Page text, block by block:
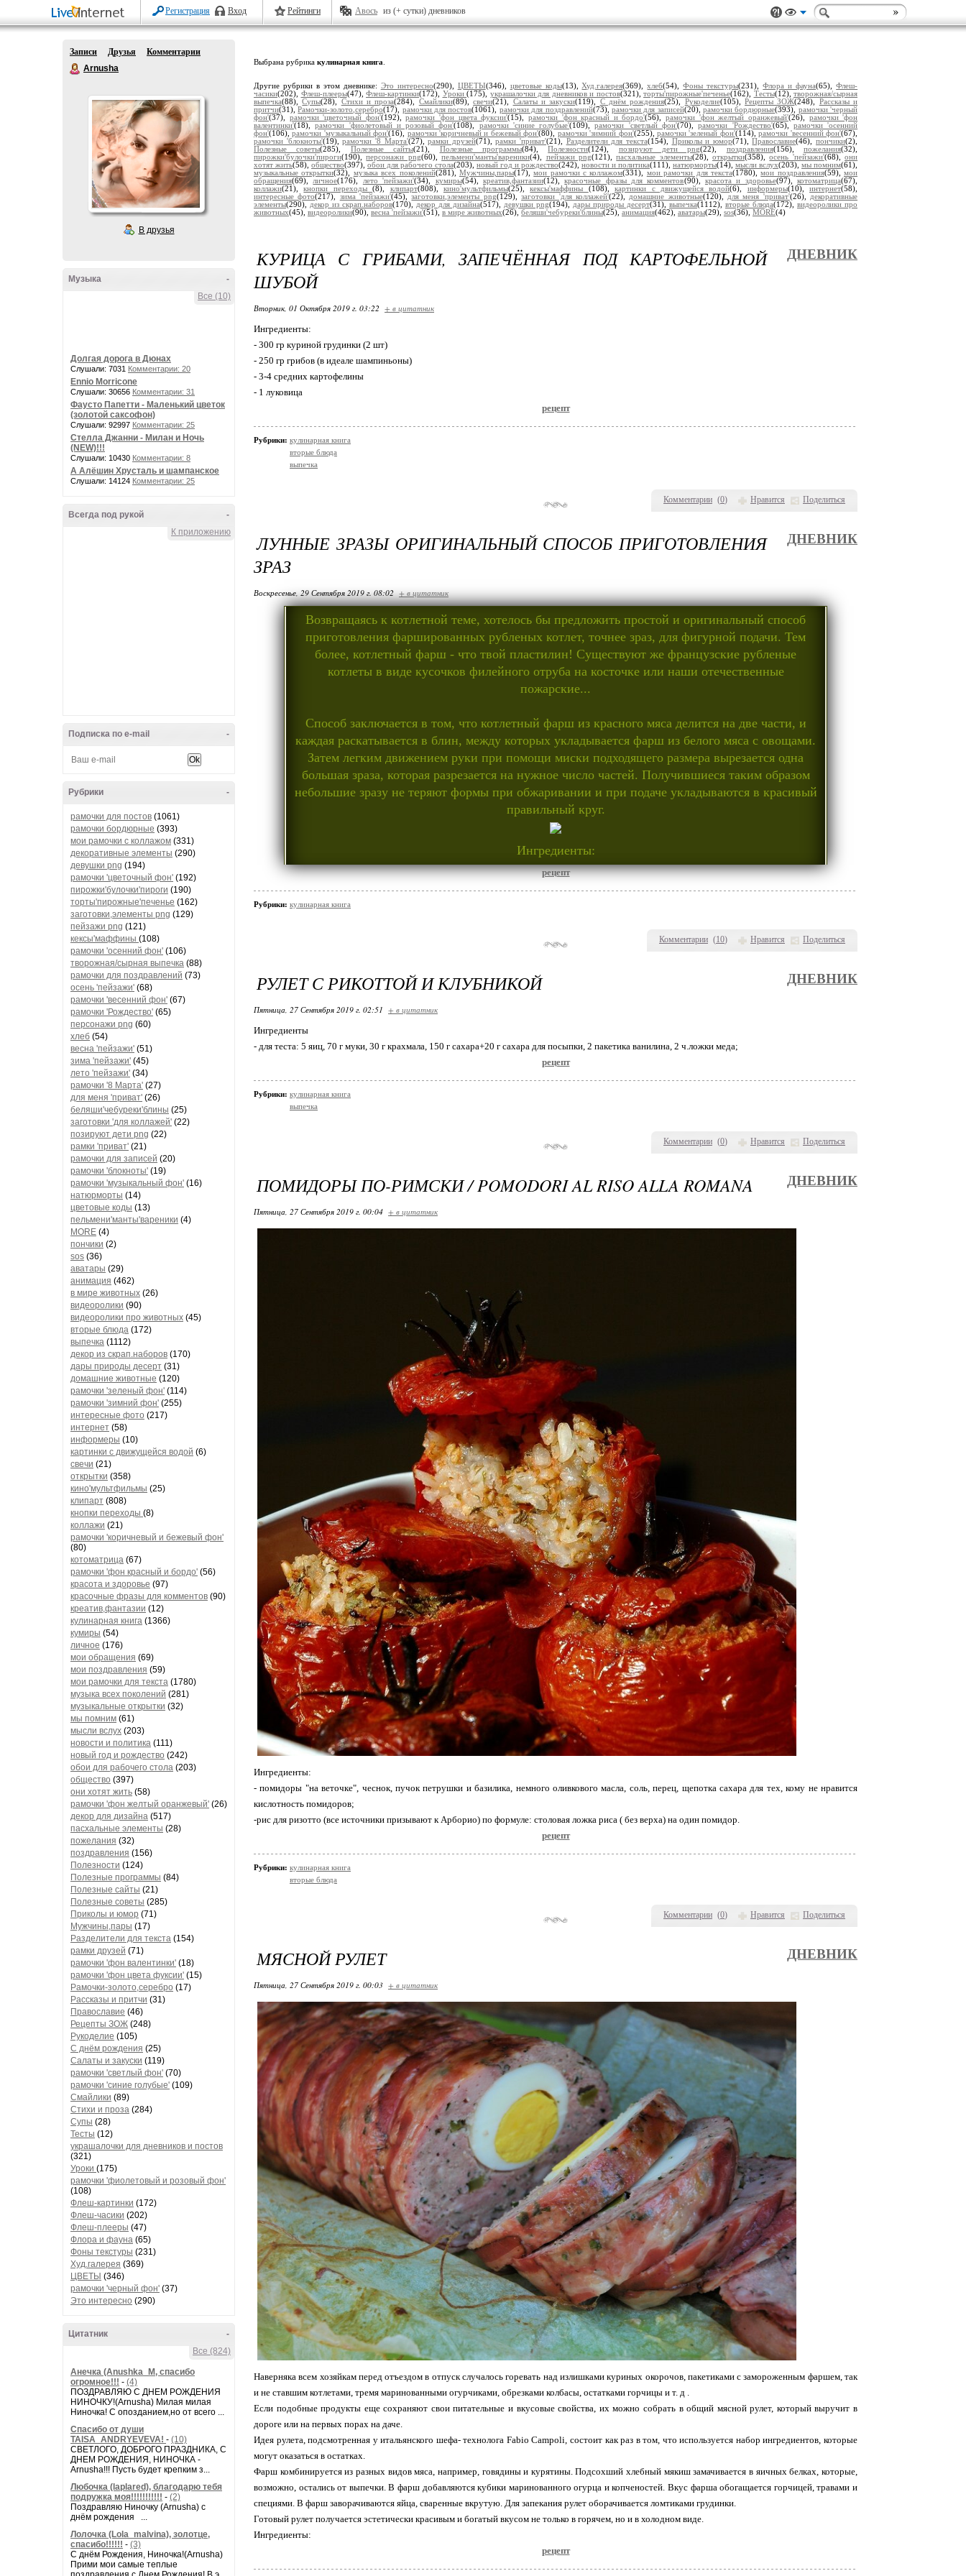
Регистрация Вход Рейтинги Авось из (+ сутки) дневников
Записи Друзья
Комментарии
Arnusha
В друзья
-
Музыка
Все (10)
Долгая дорога в Дюнах
Слушали: 7031 Комментарии: 20
Ennio Morricone
Слушали: 30656 Комментарии: 31
Фаусто Папетти - Маленький цветок
(золотой саксофон)
Слушали: 92997 Комментарии: 25
Стелла Джанни - Милан и Ночь
(NEW)!!!
Слушали: 10430 Комментарии: 8
А Алёшин Хрусталь и шампанское
Слушали: 14124 Комментарии: 25
-
Всегда под рукой
К приложению
-
Подписка по e-mail
-
Рубрики
рамочки для постов (1061)
рамочки бордюрные (393)
мои рамочки с коллажом (331)
декоративные элементы (290)
девушки png (194)
рамочки 'цветочный фон' (192)
пирожки'булочки'пироги (190)
торты'пирожные'печенье (162)
заготовки,элементы png (129)
пейзажи png (121)
кексы'маффины (108)
рамочки 'осенний фон' (106)
творожная/сырная выпечка (88)
рамочки для поздравлений (73)
осень 'пейзажи' (68)
рамочки 'весенний фон' (67)
рамочки 'Рождество' (65)
персонажи png (60)
хлеб (54)
весна 'пейзажи' (51)
зима 'пейзажи' (45)
лето 'пейзажи' (34)
рамочки '8 Марта' (27)
для меня 'приват' (26)
беляши'чебуреки'блины (25)
заготовки 'для коллажей' (22)
позируют дети png (22)
рамки 'приват' (21)
рамочки для записей (20)
рамочки 'блокноты' (19)
рамочки 'музыкальный фон' (16)
натюрморты (14)
цветовые коды (13)
пельмени'манты'вареники (4)
MORE (4)
пончики (2)
sos (36)
аватары (29)
анимация (462)
в мире животных (26)
видеоролики (90)
видеоролики про животных (45)
вторые блюда (172)
выпечка (1112)
декор из скрап.наборов (170)
дары природы десерт (31)
домашние животные (120)
рамочки 'зеленый фон' (114)
рамочки 'зимний фон' (255)
интересные фото (217)
интернет (58)
информеры (10)
картинки с движущейся водой (6)
свечи (21)
открытки (358)
кино'мультфильмы (25)
клипарт (808)
кнопки переходы (8)
коллажи (21)
рамочки 'коричневый и бежевый фон'
(80)
котоматрица (67)
рамочки 'фон красный и бордо' (56)
красота и здоровье (97)
красочные фразы для комментов (90)
креатив,фантазии (12)
кулинарная книга (1366)
кумиры (54)
личное (176)
мои обращения (69)
мои поздравления (59)
мои рамочки для текста (1780)
музыка всех поколений (281)
музыкальные открытки (32)
мы помним (61)
мысли вслух (203)
новости и политика (111)
новый год и рождество (242)
обои для рабочего стола (203)
общество (397)
они хотят жить (58)
рамочки 'фон желтый оранжевый' (26)
декор для дизайна (517)
пасхальные элементы (28)
пожелания (32)
поздравления (156)
Полезности (124)
Полезные программы (84)
Полезные сайты (21)
Полезные советы (285)
Приколы и юмор (71)
Мужчины,пары (17)
Разделители для текста (154)
рамки друзей (71)
рамочки 'фон валентинки' (18)
рамочки 'фон цвета фуксии' (15)
Рамочки-золото,серебро (17)
Рассказы и притчи (31)
Православие (46)
Рецепты ЗОЖ (248)
Рукоделие (105)
С днём рождения (25)
Салаты и закуски (119)
рамочки 'светлый фон' (70)
рамочки 'синие голубые' (109)
Смайлики (89)
Стихи и проза (284)
Супы (28)
Тесты (12)
украшалочки для дневников и постов
(321)
Уроки (175)
рамочки 'фиолетовый и розовый фон'
(108)
Флеш-картинки (172)
Флеш-часики (202)
Флеш-плееры (47)
Флора и фауна (65)
Фоны текстуры (231)
Худ.галерея (369)
ЦВЕТЫ (346)
рамочки 'черный фон' (37)
Это интересно (290)
-
Цитатник
Все (824)
Анечка (Anushka_M, спасибо
огромное!!! - (4)
ПОЗДРАВЛЯЮ С ДНЕМ РОЖДЕНИЯ
НИНОЧКУ!(Arnusha) Милая милая
Ниночка! С опозданием,но от всего ...
Спасибо от души
TAISA_ANDRYEVEVA! - (10)
СВЕТЛОГО, ДОБРОГО ПРАЗДНИКА, С
ДНЕМ РОЖДЕНИЯ, НИНОЧКА -
Arnusha!!! Пусть будет крепким з...
Любочка (laplared), благодарю тебя
подружка моя!!!!!!!!!!! - (2)
Поздравляю Ниночку (Arnusha) с
днём рождения ...
Лолочка (Lola_malvina), золотце,
спасибо!!!!!! - (3)
С днём Рождения, Ниночка!(Аrnusha)
Прими мои самые теплые
Выбрана рубрика кулинарная книга
Другие рубрики в этом дневнике: Это интересно(290), ЦВЕТЫ(346), цветовые коды(13),Худ.галерея(369),хлеб(54),Фоны текстуры(231),Флора и фауна(65),Флеш-
часики(202), Флеш-плееры(47), Флеш-картинки(172), Уроки (175), украшалочки для дневников и постов(321), торты'пирожные'печенье(162), Тесты(12), творожная/сырная
выпечка(88),Супы(28), Стихи и проза(284), Смайлики(89),свечи(21), Салаты и закуски(119), С днём рождения(25), Рукоделие(105),Рецепты ЗОЖ(248), Рассказы и
притчи(31),Рамочки-золото,серебро(17), рамочки для постов(1061), рамочки для поздравлений(73), рамочки для записей(20), рамочки бордюрные(393), рамочки 'черный
фон'(37), рамочки 'цветочный фон'(192),рамочки 'фон цвета фуксии'(15), рамочки 'фон красный и бордо'(56),рамочки 'фон желтый оранжевый'(26), рамочки 'фон
валентинки'(18),рамочки 'фиолетовый и розовый фон'(108), рамочки 'синие голубые'(109),рамочки 'светлый фон'(70),рамочки 'Рождество'(65), рамочки 'осенний
фон'(106),рамочки 'музыкальный фон'(16), рамочки 'коричневый и бежевый фон'(80), рамочки 'зимний фон'(255), рамочки 'зеленый фон'(114),рамочки 'весенний фон'(67),
рамочки 'блокноты'(19),рамочки '8 Марта'(27),рамки друзей(71),рамки 'приват'(21), Разделители для текста(154), Приколы и юмор(71),Православие(46), пончики(2),
Полезные советы(285), Полезные сайты(21), Полезные программы(84),Полезности(124), позируют дети png(22), поздравления(156),пожелания(32),
пирожки'булочки'пироги(190),персонажи png(60),пельмени'манты'вареники(4), пейзажи png(121),пасхальные элементы(28), открытки(358),осень 'пейзажи'(68),они
хотят жить(58), общество(397), обои для рабочего стола(203), новый год и рождество(242), новости и политика(111), натюрморты(14), мысли вслух(203), мы помним(61),
музыкальные открытки(32), музыка всех поколений(281), Мужчины,пары(17),мои рамочки с коллажом(331), мои рамочки для текста(1780),мои поздравления(59), мои
обращения(69), личное(176), лето 'пейзажи'(34), кумиры(54), креатив,фантазии(12),красочные фразы для комментов(90), красота и здоровье(97),котоматрица(67),
коллажи(21),кнопки переходы(8), клипарт(808), кино'мультфильмы(25),кексы'маффины (108),картинки с движущейся водой(6), информеры(10),интернет(58),
интересные фото(217), зима 'пейзажи'(45),заготовки,элементы png(129),заготовки 'для коллажей'(22), домашние животные(120), для меня 'приват'(26), декоративные
элементы(290), декор из скрап.наборов(170), декор для дизайна(517), девушки png(194), дары природы десерт(31), выпечка(1112), вторые блюда(172), видеоролики про
животных(45), видеоролики(90), весна 'пейзажи'(51), в мире животных(26), беляши'чебуреки'блины(25), анимация(462), аватары(29), sos(36), MORE(4)
Комментарии (0) Нравится Поделиться
КУРИЦА С ГРИБАМИ, ЗАПЕЧЁННАЯ ПОД КАРТОФЕЛЬНОЙ
ШУБОЙ
ДНЕВНИК
Вторник, 01 Октября 2019 г. 03:22 + в цитатник
Ингредиенты:
- 300 гр куриной грудинки (2 шт)
- 250 гр грибов (в идеале шампиньоны)
- 3-4 средних картофелины
- 1 луковица
рецепт
Рубрики: кулинарная книга
вторые блюда
выпечка
Комментарии (10) Нравится Поделиться
ЛУННЫЕ ЗРАЗЫ ОРИГИНАЛЬНЫЙ СПОСОБ ПРИГОТОВЛЕНИЯ
ЗРАЗ
ДНЕВНИК
Воскресенье, 29 Сентября 2019 г. 08:02 + в цитатник
Возвращаясь к котлетной теме, хотелось бы предложить простой и оригинальный способ
приготовления фаршированных рубленых котлет, точнее зраз, для фигурной подачи. Тем
более, котлетный фарш - что твой пластилин! Существуют же французские рубленые
котлеты в виде кусочков филейного отруба на косточке или наши отечественные
пожарские...
Способ заключается в том, что котлетный фарш из красного мяса делится на две части, и
каждая раскатывается в блин, между которых укладывается фарш из белого мяса с овощами.
Затем легким движением руки при помощи миски подходящего размера вырезается одна
большая зраза, которая разрезается на нужное число частей. Получившиеся таким образом
небольшие зразу не теряют формы при обжаривании и при подаче укладываются в красивый
правильный круг.
Ингредиенты:
рецепт
Рубрики: кулинарная книга
Комментарии (0) Нравится Поделиться
РУЛЕТ С РИКОТТОЙ И КЛУБНИКОЙ ДНЕВНИК
Пятница, 27 Сентября 2019 г. 02:51 + в цитатник
Ингредиенты
- для теста: 5 яиц, 70 г муки, 30 г крахмала, 150 г сахара+20 г сахара для посыпки, 2 пакетика ванилина, 2 ч.ложки меда;
рецепт
Рубрики: кулинарная книга
выпечка
Комментарии (0) Нравится Поделиться
ПОМИДОРЫ ПО-РИМСКИ / POMODORI AL RISO ALLA ROMANA ДНЕВНИК
Пятница, 27 Сентября 2019 г. 00:04 + в цитатник
Ингредиенты:
- помидоры "на веточке", чеснок, пучок петрушки и базилика, немного оливкового масла, соль, перец, щепотка сахара для тех, кому не нравится
кислотность помидоров;
-рис для ризотто (все источники призывают к Арборио) по формуле: столовая ложка риса ( без верха) на один помидор.
рецепт
Рубрики: кулинарная книга
вторые блюда
МЯСНОЙ РУЛЕТ ДНЕВНИК
Пятница, 27 Сентября 2019 г. 00:03 + в цитатник
Наверняка всем хозяйкам перед отъездом в отпуск случалось горевать над излишками куриных окорочов, пакетиками с замороженным фаршем, так
и не ставшим котлетами, тремя маринованными огурчиками, обрезками колбасы, остатками горчицы и т. д .
Если подобные продукты еще сохраняют свои питательные и вкусовые свойства, их можно собрать в общий мясной рулет, который выручит в
дороге или на первых порах на даче.
Идея рулета, подсмотренная у итальянского шефа- технолога Fabio Campoli, состоит как раз в том, что используется набор ингредиентов, которые
могут оказаться в остатках.
Фарш комбинируется из разных видов мяса, например, говядины и курятины. Подсохший хлебный мякиш замачивается в яичных белках, которые,
возможно, остались от выпечки. В фарш добавляются кубики маринованного огурца и копченостей. Вкус фарша обогащается горчицей, травами и
специями. В фарш заворачиваются яйца, сваренные вкрутую. Для запекания рулет оборачивается ломтиками грудинки.
Готовый рулет получается эстетически красивым и богатый вкусом не только в горячем, но и в холодном виде.
Ингредиенты:
рецепт